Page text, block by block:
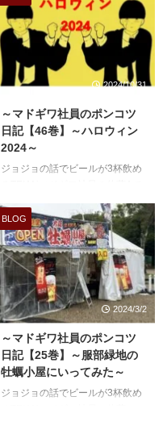
2024/10/31
～マドギワ社員のポンコツ
日記【46巻】～ハロウィン
2024～
ジョジョの話でビールが3杯飲め
す。 ブログ、1カ月サ
ボリマクリマクリスティの佐藤で
す。 忙しかったんです。
皆様のおかげで、忙
しくさせて頂いてました。 感
謝・感謝です。 そん
な訳で1カ月ぶりの投稿はハロウ
ィン2024です。 今年
は何着たい？と聞いたら、 「ブ
リンバンバンボンがいい！」 と
いうので、私のお小遣いを減らし
て買いました。 今日
10/31は保育園でハロウィンパー
BLOG
2024/3/2
～マドギワ社員のポンコツ
日記【25巻】～服部緑地の
牡蠣小屋にいってみた～
ジョジョの話でビールが3杯飲め